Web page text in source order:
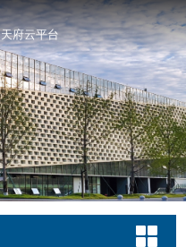
天府云平台